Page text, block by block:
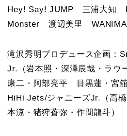
Hey! Say! JUMP 三浦大知
Monster 渡辺美里 WANIMA
滝沢秀明プロデュース企画：
Jr.（岩本照・深澤辰哉・ラウ
康二・阿部亮平 目黒蓮・宮舘
HiHi Jets/ジャニーズJr.（高
本涼・猪狩蒼弥・作間龍斗）